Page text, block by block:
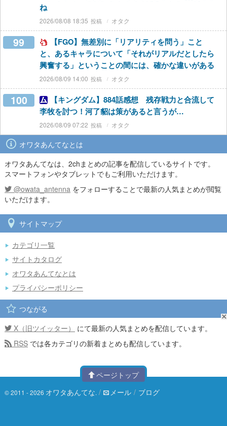
ね
2026/08/08 18:35 オタク
99
【FGO】無差別に「リアリティを問う」こと
と、あるキャラについて「それがリアルだとしたら
興奮する」ということの間には、確かな違いがある
2026/08/09 14:00 オタク
100
【キングダム】884話感想 残存戦力と合流して
李牧を討つ！河了貂は策があると言うが…
2026/08/09 07:22 オタク
オワタあんてなとは
オワタあんてなは、2chまとめの記事を配信しているサイトです。
スマートフォンやタブレットでもご利用いただけます。
@owata_antenna をフォローすることで最新の人気まとめが閲覧
いただけます。
サイトマップ
カテゴリ一覧
サイトカタログ
オワタあんてなとは
プライバシーポリシー
つながる
X（旧ツイッター）
にて最新の人気まとめを配信しています。
RSS では各カテゴリの新着まとめも配信しています。
ページトップ
© 2011 - 2026 オワタあんてな. / メール / ブログ